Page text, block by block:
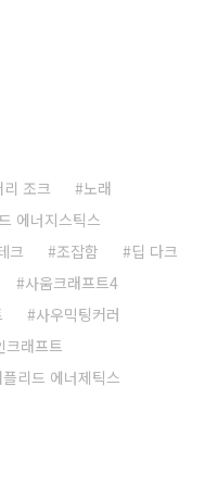
리 조크
노래
에너지스틱스
크 조잡함
딥 다크
사움크래프트4
사우믹팅커러
크래프트
플리드 에너제틱스